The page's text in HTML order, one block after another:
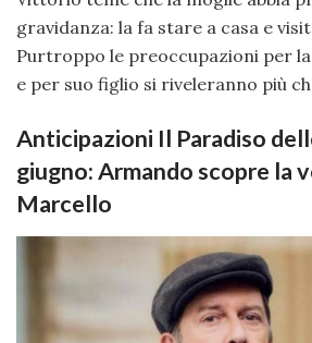
gravidanza: la fa stare a casa e
Purtroppo le preoccupazioni per
e per suo figlio si riveleranno più
Anticipazioni Il Paradiso
giugno: Armando scopre la
Marcello